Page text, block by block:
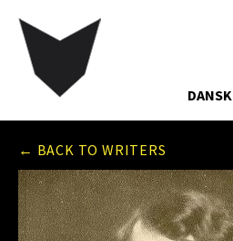
DANSK
← BACK TO WRITERS